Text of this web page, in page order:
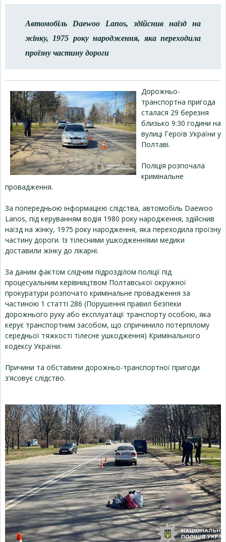
Автомобіль Daewoo Lanos, здійснив наїзд на
жінку, 1975 року народження, яка переходила
проїзну частину дороги
Дорожньо-
транспортна пригода
сталася 29 березня
близько 9:30 години на
вулиці Героїв України у
Полтаві.
Поліція розпочала
кримінальне
провадження.
За попередньою інформацією слідства, автомобіль Daewoo
Lanos, під керуванням водія 1980 року народження, здійснив
наїзд на жінку, 1975 року народження, яка переходила проїзну
частину дороги. Із тілесними ушкодженнями медики
доставили жінку до лікарні.
За даним фактом слідчим підрозділом поліції під
процесуальним керівництвом Полтавської окружної
прокуратури розпочато кримінальне провадження за
частиною 1 статті 286 (Порушення правил безпеки
дорожнього руху або експлуатації транспорту особою, яка
керує транспортним засобом, що спричинило потерпілому
середньої тяжкості тілесне ушкодження) Кримінального
кодексу України.
Причини та обставини дорожньо-транспортної пригоди
з’ясовує слідство.